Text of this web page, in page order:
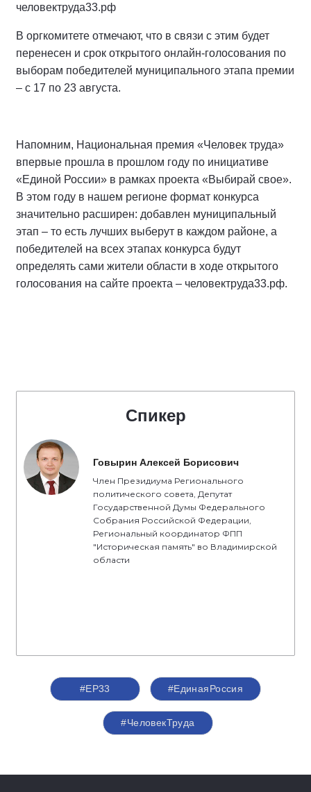
человектруда33.рф
В оргкомитете отмечают, что в связи с этим будет
перенесен и срок открытого онлайн-голосования по
выборам победителей муниципального этапа премии
– с 17 по 23 августа.
Напомним, Национальная премия «Человек труда»
впервые прошла в прошлом году по инициативе
«Единой России» в рамках проекта «Выбирай свое».
В этом году в нашем регионе формат конкурса
значительно расширен: добавлен муниципальный
этап – то есть лучших выберут в каждом районе, а
победителей на всех этапах конкурса будут
определять сами жители области в ходе открытого
голосования на сайте проекта – человектруда33.рф.
Спикер
Говырин Алексей Борисович
Член Президиума Регионального
политического совета, Депутат
Государственной Думы Федерального
Собрания Российской Федерации,
Региональный координатор ФПП
"Историческая память" во Владимирской
области
#ЕР33 #‎ЕдинаяРоссия
#ЧеловекТруда